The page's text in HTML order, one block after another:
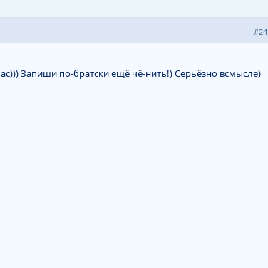
#24
Запиши по-братски ещё чё-нить!) Серьёзно всмысле)